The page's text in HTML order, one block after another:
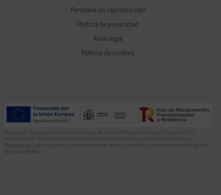
Permisos de reproducción
Política de privacidad
Aviso legal
Política de cookies
El proyecto “Implementación de herramientas de Gestión Editorial en Ediciones Encuentro, S.A.
anualidad 2022” ha sido financiado por la Dirección General del Libro y Fomento de la Lectura,
Ministerio de Cultura y Deporte. La finalidad de este apoyo es contribuir a la modernización de pymes
del sector del libro.